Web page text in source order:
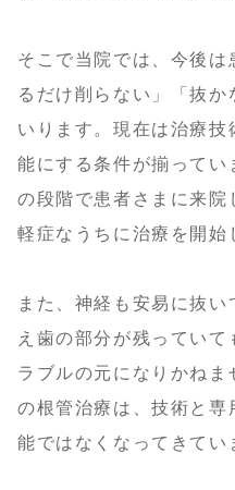
そこで当院では、今後は
るだけ削らない」「抜か
いります。現在は治療
能にする条件が揃ってい
の段階で患者さまに来院
軽症なうちに治療を開始
また、神経も安易に抜
え歯の部分が残っていて
ラブルの元になりかねま
の根管治療は、技術と専
能ではなくなってきてい